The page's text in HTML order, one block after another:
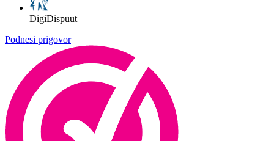
DigiDispuut
Podnesi prigovor